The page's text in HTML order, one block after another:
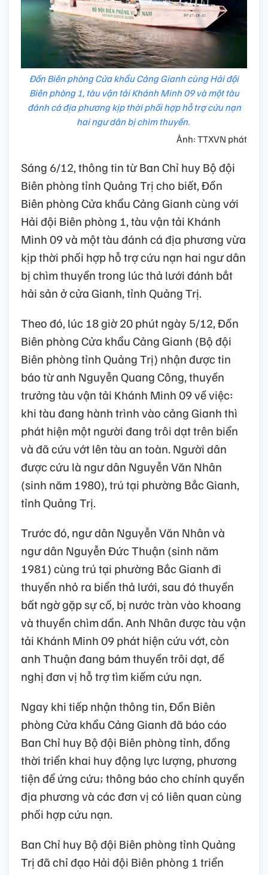
Đồn Biên phòng Cửa khẩu Cảng Gianh cùng Hải đội
Biên phòng 1, tàu vận tải Khánh Minh 09 và một tàu
đánh cá địa phương kịp thời phối hợp hỗ trợ cứu nạn
hai ngư dân bị chìm thuyền.
Ảnh: TTXVN phát
Sáng 6/12, thông tin từ Ban Chỉ huy Bộ đội
Biên phòng tỉnh Quảng Trị cho biết, Đồn
Biên phòng Cửa khẩu Cảng Gianh cùng với
Hải đội Biên phòng 1, tàu vận tải Khánh
Minh 09 và một tàu đánh cá địa phương vừa
kịp thời phối hợp hỗ trợ cứu nạn hai ngư dân
bị chìm thuyền trong lúc thả lưới đánh bắt
hải sản ở cửa Gianh, tỉnh Quảng Trị.
Theo đó, lúc 18 giờ 20 phút ngày 5/12, Đồn
Biên phòng Cửa khẩu Cảng Gianh (Bộ đội
Biên phòng tỉnh Quảng Trị) nhận được tin
báo từ anh Nguyễn Quang Công, thuyền
trưởng tàu vận tải Khánh Minh 09 về việc:
khi tàu đang hành trình vào cảng Gianh thì
phát hiện một người đang trôi dạt trên biển
và đã cứu vớt lên tàu an toàn. Người dân
được cứu là ngư dân Nguyễn Văn Nhân
(sinh năm 1980), trú tại phường Bắc Gianh,
tỉnh Quảng Trị.
Trước đó, ngư dân Nguyễn Văn Nhân và
ngư dân Nguyễn Đức Thuận (sinh năm
1981) cùng trú tại phường Bắc Gianh đi
thuyền nhỏ ra biển thả lưới, sau đó thuyền
bất ngờ gặp sự cố, bị nước tràn vào khoang
và thuyền chìm dần. Anh Nhân được tàu vận
tải Khánh Minh 09 phát hiện cứu vớt, còn
anh Thuận đang bám thuyền trôi dạt, đề
nghị đơn vị hỗ trợ tìm kiếm cứu nạn.
Ngay khi tiếp nhận thông tin, Đồn Biên
phòng Cửa khẩu Cảng Gianh đã báo cáo
Ban Chỉ huy Bộ đội Biên phòng tỉnh, đồng
thời triển khai huy động lực lượng, phương
tiện để ứng cứu; thông báo cho chính quyền
địa phương và các đơn vị có liên quan cùng
phối hợp cứu nạn.
Ban Chỉ huy Bộ đội Biên phòng tỉnh Quảng
Trị đã chỉ đạo Hải đội Biên phòng 1 triển